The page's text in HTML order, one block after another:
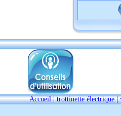
Accueil|trottinette électrique|